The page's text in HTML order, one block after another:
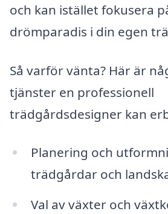
och kan istället fokusera
drömparadis i din egen
Så varför vänta? Här är
tjänster en professionell
trädgårdsdesigner kan
Planering och
trädgårdar och
Val av växter och